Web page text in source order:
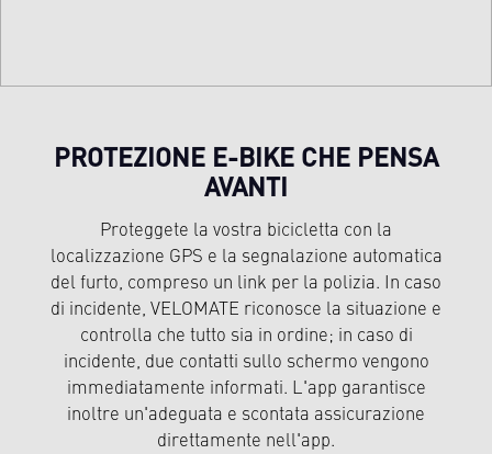
PROTEZIONE E-BIKE CHE PENSA
AVANTI
Proteggete la vostra bicicletta con la
localizzazione GPS e la segnalazione automatica
del furto, compreso un link per la polizia. In caso
di incidente, VELOMATE riconosce la situazione e
controlla che tutto sia in ordine; in caso di
incidente, due contatti sullo schermo vengono
immediatamente informati. L'app garantisce
inoltre un'adeguata e scontata assicurazione
direttamente nell'app.